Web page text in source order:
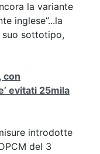
la variante
inglese”...la
suo sottotipo,
con
evitati 25mila
introdotte
del 3